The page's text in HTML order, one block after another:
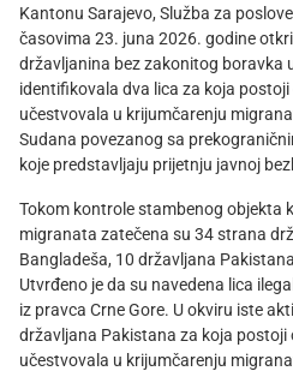
Kantonu Sarajevo, Služba za
časovima 23. juna 2026. godine
državljanina bez zakonitog boravka
identifikovala dva lica za koja
učestvovala u krijumčarenju
Sudana povezanog sa
koje predstavljaju prijetnju javnoj
Tokom kontrole stambenog objekta
migranata zatečena su 34 strana
Bangladeša, 10 državljana
Utvrđeno je da su navedena lica
iz pravca Crne Gore. U okviru iste
državljana Pakistana za koja postoji
učestvovala u krijumčarenju